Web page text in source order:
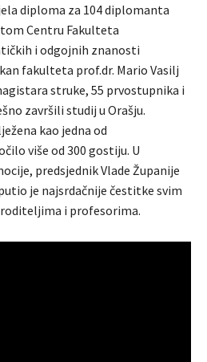
diploma za 104 diplomanta
Centru Fakulteta
i odgojnih znanosti
fakulteta prof.dr. Mario Vasilj
struke, 55 prvostupnika i
završili studij u Orašju.
kao jedna od
više od 300 gostiju. U
predsjednik Vlade Županije
je najsrdačnije čestitke svim
i profesorima.